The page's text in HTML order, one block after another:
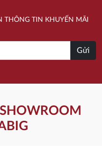
TIN KHUYẾN MÃI
Gửi